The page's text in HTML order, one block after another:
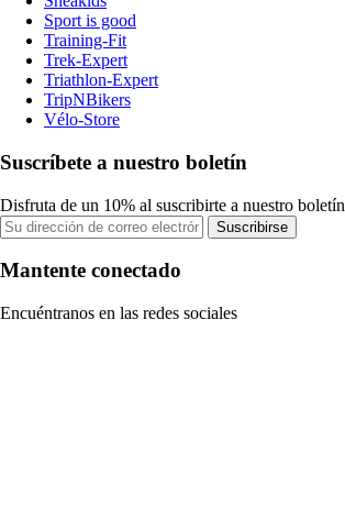
Sport is good
Training-Fit
Trek-Expert
Triathlon-Expert
TripNBikers
Vélo-Store
Suscríbete a nuestro boletín
Disfruta de un 10% al suscribirte a nuestro boletín
Suscribirse
Mantente conectado
Encuéntranos en las redes sociales